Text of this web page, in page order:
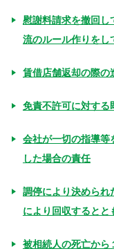
慰謝料請求を撤回し
流のルール作りをし
賃借店舗返却の際の
免責不許可に対する
会社が一切の指導等
した場合の責任
調停により決められ
により回収すると
被相続人の死亡から